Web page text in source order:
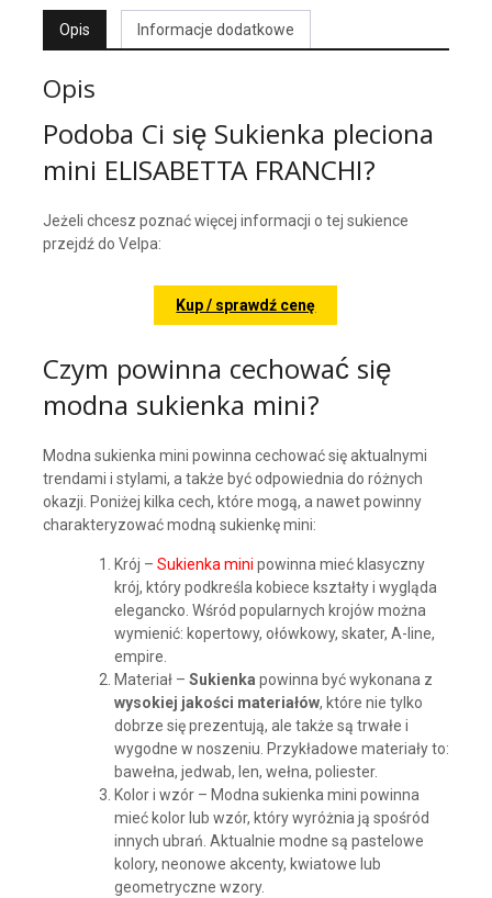
Opis Informacje dodatkowe
Opis
Podoba Ci się Sukienka pleciona
mini ELISABETTA FRANCHI?
Jeżeli chcesz poznać więcej informacji o tej sukience
przejdź do Velpa:
Kup / sprawdź cenę
Czym powinna cechować się
modna sukienka mini?
Modna sukienka mini powinna cechować się aktualnymi
trendami i stylami, a także być odpowiednia do różnych
okazji. Poniżej kilka cech, które mogą, a nawet powinny
charakteryzować modną sukienkę mini:
Krój – Sukienka mini powinna mieć klasyczny
krój, który podkreśla kobiece kształty i wygląda
elegancko. Wśród popularnych krojów można
wymienić: kopertowy, ołówkowy, skater, A-line,
empire.
Materiał – Sukienka powinna być wykonana z
wysokiej jakości materiałów, które nie tylko
dobrze się prezentują, ale także są trwałe i
wygodne w noszeniu. Przykładowe materiały to:
bawełna, jedwab, len, wełna, poliester.
Kolor i wzór – Modna sukienka mini powinna
mieć kolor lub wzór, który wyróżnia ją spośród
innych ubrań. Aktualnie modne są pastelowe
kolory, neonowe akcenty, kwiatowe lub
geometryczne wzory.